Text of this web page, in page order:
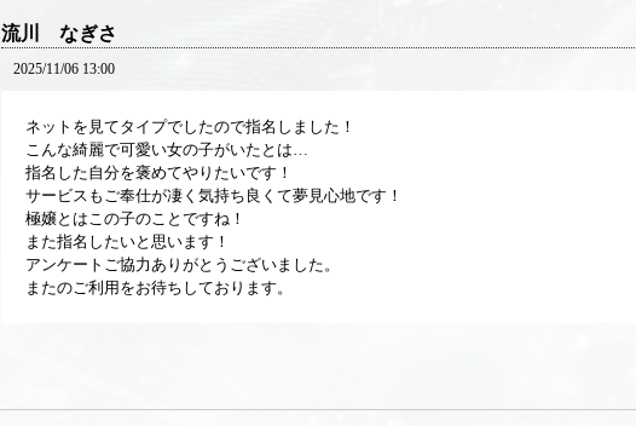
流川 なぎさ
2025/11/06 13:00
ネットを見てタイプでしたので指名しました！
こんな綺麗で可愛い女の子がいたとは…
指名した自分を褒めてやりたいです！
サービスもご奉仕が凄く気持ち良くて夢見心地です！
極嬢とはこの子のことですね！
また指名したいと思います！
アンケートご協力ありがとうございました。
またのご利用をお待ちしております。